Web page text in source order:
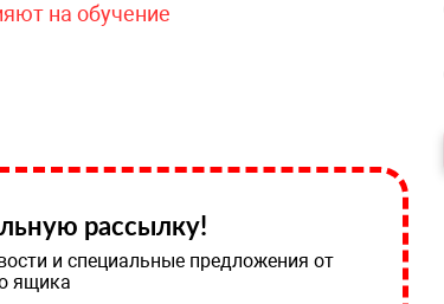
на обучение
рассылку!
и специальные предложения от
ящика